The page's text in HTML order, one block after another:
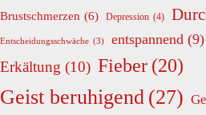
Brustschmerzen (6) Depression (4)
Entscheidungsschwäche (3) entspannend (9)
Erkältung (10) Fieber (20)
Geist beruhigend (27)